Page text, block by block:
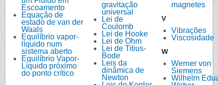
Escoamento
Equação de
estado de van der
Waals
Equilíbrio vapor-
líquido num
sistema aberto
Equilíbrio Vapor-
Líquido próximo
do ponto crítico
gravitação
universal
Lei de
Coulomb
Lei de Hooke
Lei de Ohm
Lei de Titius-
Bode
Leis da
dinâmica de
Newton
magnetes
V
Vibrações
Viscosidade
W
Werner von
Siemens
Wilhelm